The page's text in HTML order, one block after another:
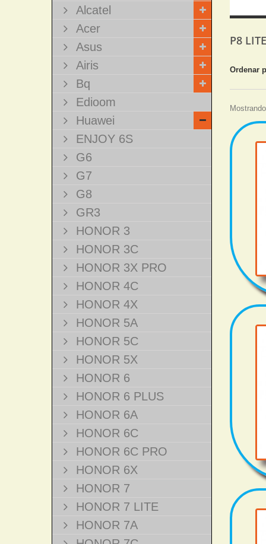
Alcatel
Acer
Asus
Airis
Bq
Edioom
Huawei
ENJOY 6S
G6
G7
G8
GR3
HONOR 3
HONOR 3C
HONOR 3X PRO
HONOR 4C
HONOR 4X
HONOR 5A
HONOR 5C
HONOR 5X
HONOR 6
HONOR 6 PLUS
HONOR 6A
HONOR 6C
HONOR 6C PRO
HONOR 6X
HONOR 7
HONOR 7 LITE
HONOR 7A
P8
Ordenar